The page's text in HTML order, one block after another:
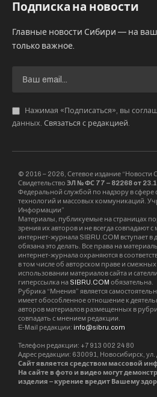
Подписка на новости
Главные новости Сибири — на
только важное.
Нажимая «Подписаться», вы
данных. Связаться с редакцией.
© 2016 – 2026, Сетевое издание “Новости
Свидетельство ЭЛ № ФС 77 – 82268 от
Федеральной службой по надзору в
технологий и массовых коммуникаций.
Информации”
Материалы, публикуемые на страницах
зрения их авторов и не всегда совпадают
интернет-журнала SIBRU.COM вступает в
обязана это делать. Все права на
интернет-журнала охраняются в
в том числе об авторском праве и
использовании материалов сайта и
гиперссылка на SIBRU.COM обязательна.
Рубрика “Мнения” является
имеет обособленное отношение к
авторов материалов размещенных в
совпадать с мнением редакции.
E-Mail редакции: info@sibru.com
Телефон редакции: +7 913 002 24 80
Адрес редакции: 630091, Новосибирск,
Сайт является средством массовой
На сайте в фото и видео могут
изделия – курение вредит Вашему